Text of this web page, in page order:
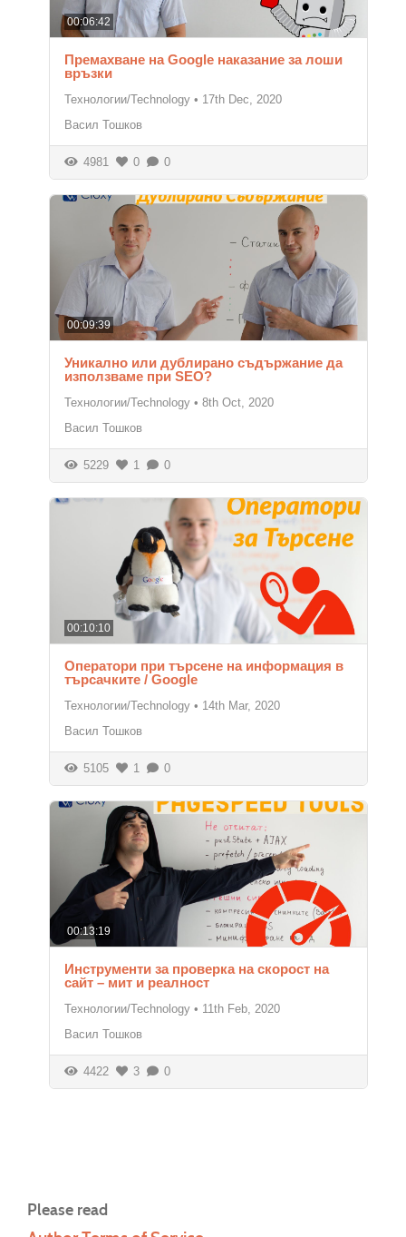
00:06:42
Премахване на Google наказание за лоши
връзки
Технологии/Technology • 17th Dec, 2020
Васил Тошков
4981 0 0
00:09:39
Уникално или дублирано съдържание да
използваме при SEO?
Технологии/Technology • 8th Oct, 2020
Васил Тошков
5229 1 0
00:10:10
Оператори при търсене на информация в
търсачките / Google
Технологии/Technology • 14th Mar, 2020
Васил Тошков
5105 1 0
00:13:19
Инструменти за проверка на скорост на
сайт – мит и реалност
Технологии/Technology • 11th Feb, 2020
Васил Тошков
4422 3 0
Please read